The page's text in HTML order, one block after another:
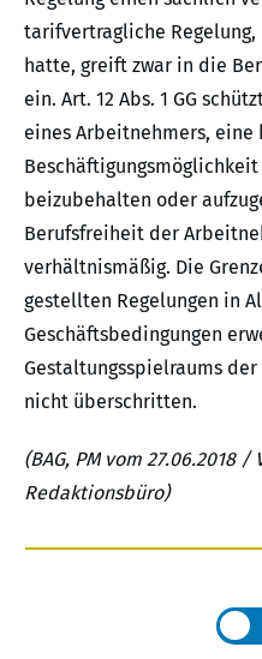
tarifvertragliche
hatte, greift zwar in die
ein. Art. 12 Abs. 1 GG
eines Arbeitnehmers, eine
beizubehalten oder
Berufsfreiheit der
verhältnismäßig. Die
gestellten Regelungen in
Geschäftsbedingungen
Gestaltungsspielraums
nicht überschritten.
(BAG, PM vom 27.06.2018 /
Redaktionsbüro)